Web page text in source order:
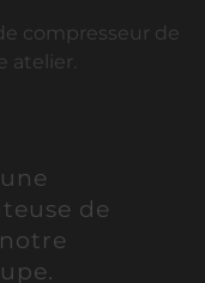
compresseur de
atelier.
de